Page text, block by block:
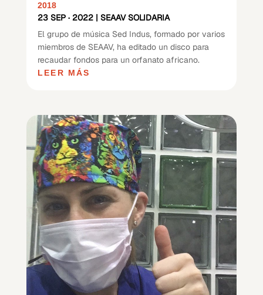
2018
23 SEP · 2022| SEAAV SOLIDARIA
El grupo de música Sed Indus, formado por varios
miembros de SEAAV, ha editado un disco para
recaudar fondos para un orfanato africano.
LEER MÁS